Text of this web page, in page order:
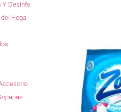
Y Desinfe
Hoga